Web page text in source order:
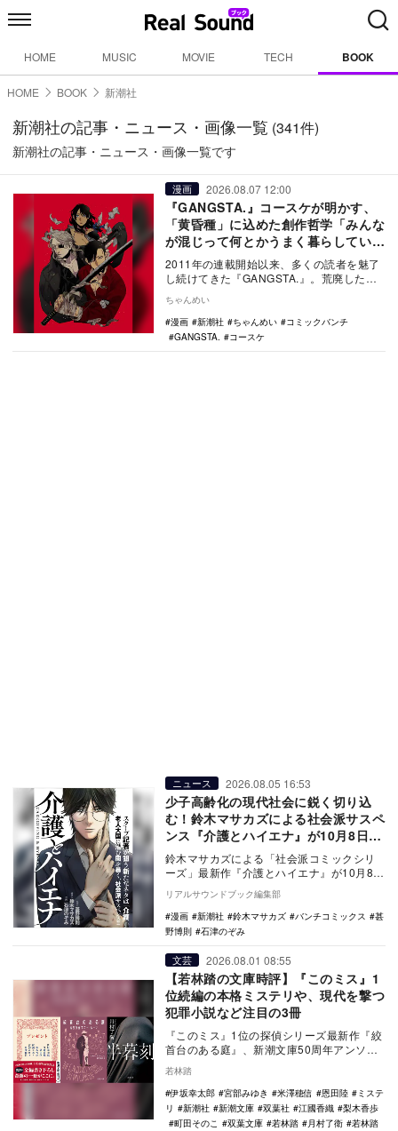
HOME MUSIC MOVIE TECH BOOK
HOME BOOK 新潮社
新潮社の記事・ニュース・画像一覧 (341件)
新潮社の記事・ニュース・画像一覧です
漫画 2026.08.07 12:00
『GANGSTA.』コースケが明かす、
「黄昏種」に込めた創作哲学「みんな
が混じって何とかうまく暮らしている
のが当たり前」
2011年の連載開始以来、多くの読者を魅了
し続けてきた『GANGSTA.』。荒廃した
て生き…
ちゃんめい
漫画
新潮社 ちゃんめい
コミックバンチ
GANGSTA.
コースケ
ニュース 2026.08.05 16:53
少子高齢化の現代社会に鋭く切り込
む！鈴木マサカズによる社会派サスペ
ンス『介護とハイエナ』が10月8日刊
行
鈴木マサカズによる「社会派コミックシリ
ーズ」最新作『介護とハイエナ』が10月8日
に新潮社のバンチコミックスより発売され
る。原作は…
リアルサウンドブック編集部
漫画
新潮社 鈴木マサカズ バンチコミックス
甚
野博則
石津のぞみ
文芸 2026.08.01 08:55
【若林踏の文庫時評】『このミス』1
位続編の本格ミステリや、現代を撃つ
犯罪小説など注目の3冊
『このミス』1位の探偵シリーズ最新作『絞
首台のある庭』、新潮文庫50周年アンソロ
暮刻』など…
若林踏
伊坂幸太郎
宮部みゆき 米澤穂信 恩田陸
ミステ
リ
新潮社 新潮文庫 双葉社 江國香織
梨木香歩
町田そのこ
双葉文庫 若林踏 月村了衛
若林踏